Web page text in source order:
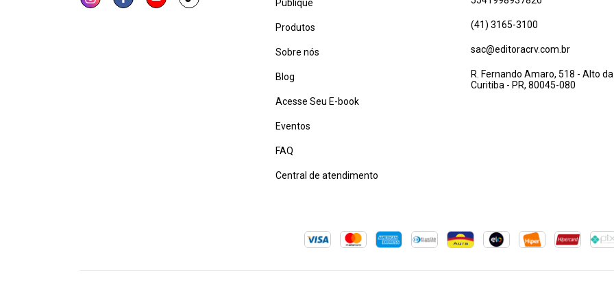
Publique
Produtos
Sobre nós
Blog
Acesse Seu E-book
Eventos
FAQ
Central de atendimento
(41) 3165-3100
sac@editoracrv.com.br
R. Fernando Amaro, 518 - Alto da
Curitiba - PR, 80045-080